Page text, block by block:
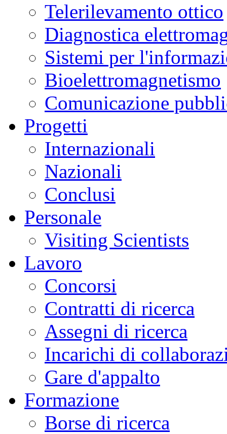
Telerilevamento ottico
Diagnostica
Sistemi per
Bioelettromagnetismo
Comunicazione
Progetti
Internazionali
Nazionali
Conclusi
Personale
Visiting Scientists
Lavoro
Concorsi
Contratti di ricerca
Assegni di ricerca
Incarichi di
Gare d'appalto
Formazione
Borse di ricerca